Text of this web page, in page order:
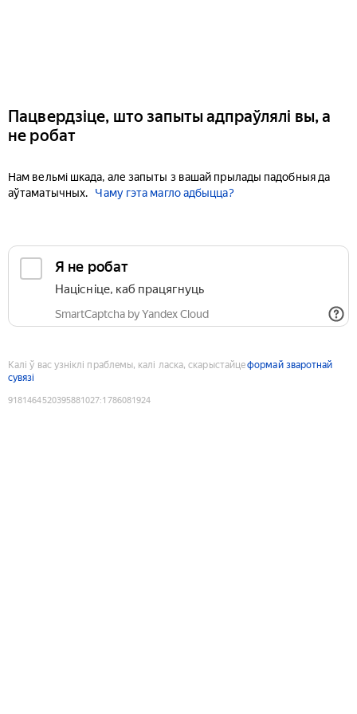
Пацвердзіце, што запыты адпраўлялі вы, а
не робат
Нам вельмі шкада, але запыты з вашай прылады падобныя да
аўтаматычных.
Чаму гэта магло адбыцца?
Я не робат
Націсніце, каб працягнуць
SmartCaptcha by Yandex Cloud
Калі ў вас узніклі праблемы, калі ласка, скарыстайцеформай зваротнай
сувязі
9181464520395881027:1786081924